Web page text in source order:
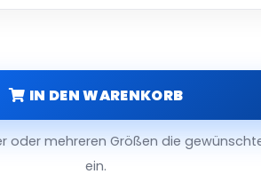
IN DEN WARENKORB
oder mehreren Größen die
ein.